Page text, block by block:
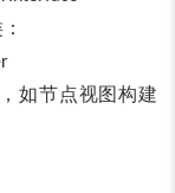
如节点视图构建